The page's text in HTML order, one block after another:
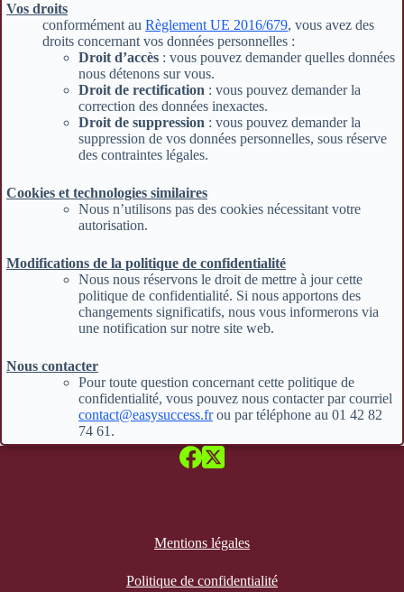
Vos droits
conformément au Règlement UE 2016/679, vous avez des
droits concernant vos données personnelles :
Droit d’accès : vous pouvez demander quelles données
nous détenons sur vous.
Droit de rectification : vous pouvez demander la
correction des données inexactes.
Droit de suppression : vous pouvez demander la
suppression de vos données personnelles, sous réserve
des contraintes légales.
Cookies et technologies similaires
Nous n’utilisons pas des cookies nécessitant votre
autorisation.
Modifications de la politique de confidentialité
Nous nous réservons le droit de mettre à jour cette
politique de confidentialité. Si nous apportons des
changements significatifs, nous vous informerons via
une notification sur notre site web.
Nous contacter
Pour toute question concernant cette politique de
confidentialité, vous pouvez nous contacter par courriel
contact@easysuccess.frou par téléphone au 01 42 82
74 61.
Mentions légales
Politique de confidentialité